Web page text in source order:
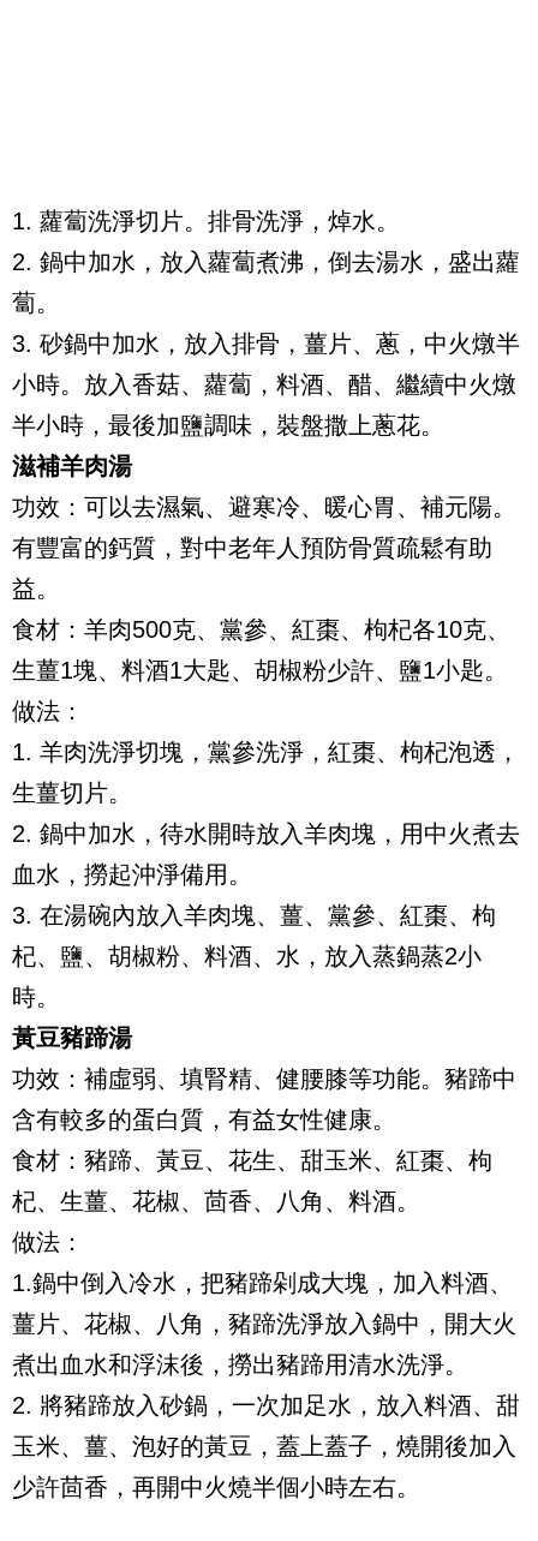
1. 蘿蔔洗淨切片。排骨洗淨，焯水。
2. 鍋中加水，放入蘿蔔煮沸，倒去湯水，盛出蘿
蔔。
3. 砂鍋中加水，放入排骨，薑片、蔥，中火燉半
小時。放入香菇、蘿蔔，料酒、醋、繼續中火燉
半小時，最後加鹽調味，裝盤撒上蔥花。
滋補羊肉湯
功效：可以去濕氣、避寒冷、暖心胃、補元陽。
有豐富的鈣質，對中老年人預防骨質疏鬆有助
益。
食材：羊肉500克、黨參、紅棗、枸杞各10克、
生薑1塊、料酒1大匙、胡椒粉少許、鹽1小匙。
做法：
1. 羊肉洗淨切塊，黨參洗淨，紅棗、枸杞泡透，
生薑切片。
2. 鍋中加水，待水開時放入羊肉塊，用中火煮去
血水，撈起沖淨備用。
3. 在湯碗內放入羊肉塊、薑、黨參、紅棗、枸
杞、鹽、胡椒粉、料酒、水，放入蒸鍋蒸2小
時。
黃豆豬蹄湯
功效：補虛弱、填腎精、健腰膝等功能。豬蹄中
含有較多的蛋白質，有益女性健康。
食材：豬蹄、黃豆、花生、甜玉米、紅棗、枸
杞、生薑、花椒、茴香、八角、料酒。
做法：
1.鍋中倒入冷水，把豬蹄剁成大塊，加入料酒、
薑片、花椒、八角，豬蹄洗淨放入鍋中，開大火
煮出血水和浮沫後，撈出豬蹄用清水洗淨。
2. 將豬蹄放入砂鍋，一次加足水，放入料酒、甜
玉米、薑、泡好的黃豆，蓋上蓋子，燒開後加入
少許茴香，再開中火燒半個小時左右。